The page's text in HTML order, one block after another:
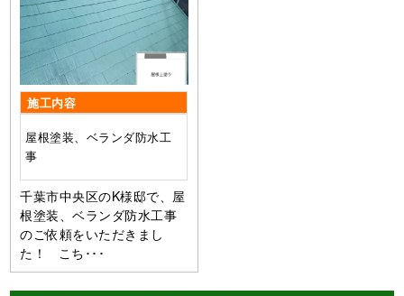
施工内容
屋根塗装、ベランダ防水工
事
千葉市中央区のK様邸で、屋
根塗装、ベランダ防水工事
のご依頼をいただきまし
た！ こち･･･